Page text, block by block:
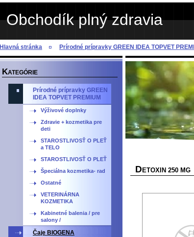
Obchodík plný zdravia
Hlavná stránka Prírodné prípravky GREEN IDEA TOPVET
D ETOXIN 250 MG
KATEGÓRIE
Prírodné prípravky GREEN
IDEA TOPVET PREMIUM
Výživové doplnky
Zdravie + kozmetika pre
deti
STAROSTLIVOSŤ O PLEŤ
a TELO
STAROSTLIVOSŤ O PLEŤ
Špeciálna kozmetika- rad
Ostatné
VETERINÁRNA
KOZMETIKA
Kabinetné balenia / pre
salony /
Čaje BIOGENA